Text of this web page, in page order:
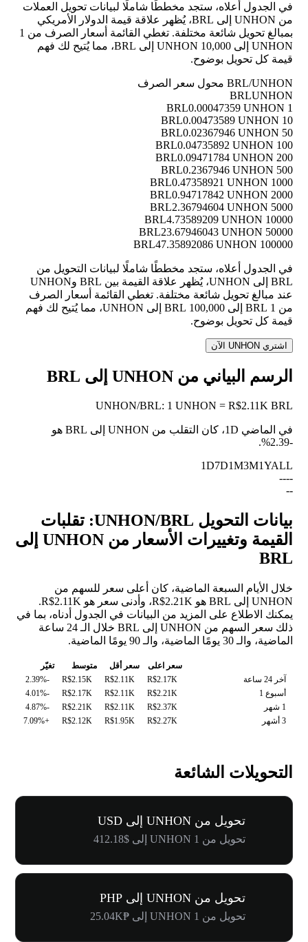
في الجدول أعلاه، ستجد مخططًا شاملًا لبيانات تحويل العملات
من UNHON إلى BRL، يُظهر علاقة قيمة الدولار الأمريكي
بمبالغ تحويل شائعة مختلفة. تغطي القائمة أسعار الصرف من 1
UNHON إلى 10,000 UNHON إلى BRL، مما يُتيح لك فهم
قيمة كل تحويل بوضوح.
BRL/UNHON محول سعر الصرف
BRLUNHON
1 BRL
0.00047359 UNHON
10 BRL
0.00473589 UNHON
50 BRL
0.02367946 UNHON
100 BRL
0.04735892 UNHON
200 BRL
0.09471784 UNHON
500 BRL
0.2367946 UNHON
1000 BRL
0.47358921 UNHON
2000 BRL
0.94717842 UNHON
5000 BRL
2.36794604 UNHON
10000 BRL
4.73589209 UNHON
50000 BRL
23.67946043 UNHON
100000 BRL
47.35892086 UNHON
في الجدول أعلاه، ستجد مخططًا شاملًا لبيانات التحويل من
BRL إلى UNHON، يُظهر علاقة القيمة بين BRL وUNHON
عند مبالغ تحويل شائعة مختلفة. تغطي القائمة أسعار الصرف
من 1 BRL إلى 100,000 BRL إلى UNHON، مما يُتيح لك فهم
قيمة كل تحويل بوضوح.
اشتري UNHON الآن
الرسم البياني من UNHON إلى BRL
UNHON/BRL: 1 UNHON = R$2.11K BRL
في الماضي 1D، كان التقلب من UNHON إلى BRL هو
-2.39%
.
1D7D1M3M1YALL
--
--
--
بيانات التحويل UNHON/BRL: تقلبات
القيمة وتغييرات الأسعار من UNHON إلى
BRL
خلال الأيام السبعة الماضية، كان أعلى سعر للسهم من
UNHON إلى BRL هو R$2.21K، وأدنى سعر هو R$2.11K.
يمكنك الاطلاع على المزيد من البيانات في الجدول أدناه، بما في
ذلك سعر السهم من UNHON إلى BRL خلال الـ 24 ساعة
الماضية، والـ 30 يومًا الماضية، والـ 90 يومًا الماضية.
سعر اعلى سعر أقل متوسط
تغيّر
آخر 24 ساعة
R$2.17K
R$2.11K
R$2.15K
-2.39%
أسبوع 1
R$2.21K
R$2.11K
R$2.17K
-4.01%
1 شهر
R$2.37K
R$2.11K
R$2.21K
-4.87%
3 أشهر
R$2.27K
R$1.95K
R$2.12K
+7.09%
التحويلات الشائعة
تحويل من UNHON إلى USD
تحويل من 1 UNHON إلى $412.18
تحويل من UNHON إلى PHP
تحويل من 1 UNHON إلى ₱25.04K